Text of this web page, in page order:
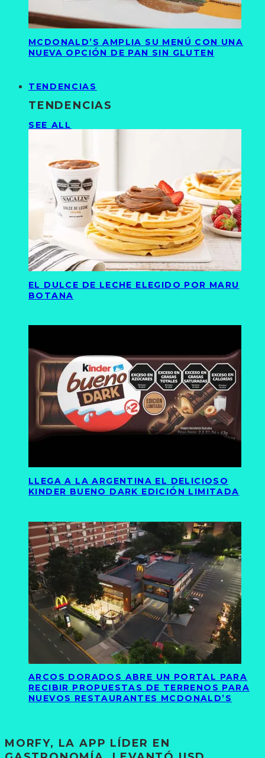
MCDONALD’S AMPLIA SU MENÚ CON UNA
NUEVA OPCIÓN DE PAN SIN GLUTEN
TENDENCIAS
TENDENCIAS
SEE ALL
EL DULCE DE LECHE ELEGIDO POR MARU
BOTANA
LLEGA A LA ARGENTINA EL DELICIOSO
KINDER BUENO DARK EDICIÓN LIMITADA
ARCOS DORADOS ABRE UN PORTAL PARA
RECIBIR PROPUESTAS DE TERRENOS PARA
NUEVOS RESTAURANTES MCDONALD’S
MORFY, LA APP LÍDER EN